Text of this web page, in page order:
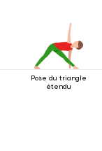
Pose du triangle
étendu